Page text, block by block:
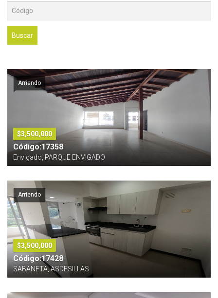
Buscar
Arriendo
$3,500,000
Código:17358
Envigado, PARQUE ENVIGADO
Arriendo
$3,500,000
Código:17428
SABANETA, ASDESILLAS